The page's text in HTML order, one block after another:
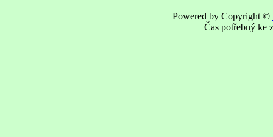
Powered by Copyright ©
Čas potřebný ke